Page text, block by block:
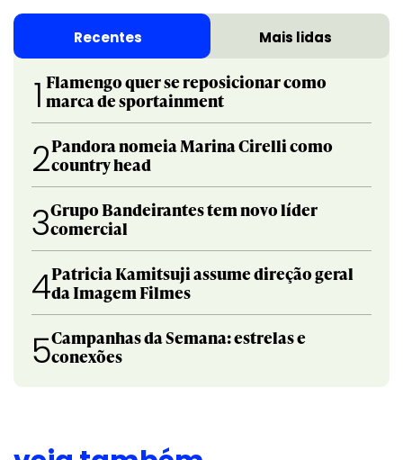
Recentes Mais lidas
1 Flamengo quer se reposicionar como
marca de sportainment
2Pandora nomeia Marina Cirelli como
country head
3Grupo Bandeirantes tem novo líder
comercial
4Patricia Kamitsuji assume direção geral
da Imagem Filmes
5Campanhas da Semana: estrelas e
conexões